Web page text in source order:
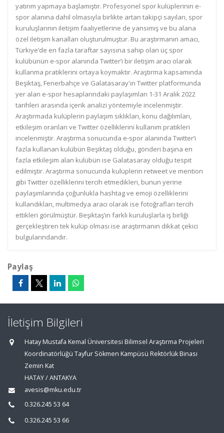
yatırım yapmaya başlamıştır. Profesyonel spor kulüplerinin e-
spor alanına dahil olmasıyla birlikte artan takipçi sayıları, spor
kuruluşlarının iletişim faaliyetlerine de yansımış ve bu alana
özel iletişim kanalları oluşturulmuştur. Bu araştırmanın amacı,
Türkiye’de en fazla taraftar sayısına sahip olan üç spor
kulübünün e-spor alanında Twitter’i bir iletişim aracı olarak
kullanma pratiklerini ortaya koymaktır. Araştırma kapsamında
Beşiktaş, Fenerbahçe ve Galatasaray'ın Twitter platformunda
yer alan e-spor hesaplarındaki paylaşımları 1-31 Aralık 2022
tarihleri arasında içerik analizi yöntemiyle incelenmiştir.
Araştırmada kulüplerin paylaşım sıklıkları, konu dağılımları,
etkileşim oranları ve Twitter özelliklerini kullanım pratikleri
incelenmiştir. Araştırma sonucunda e-spor alanında Twitter’i
fazla kullanan kulübün Beşiktaş olduğu, gönderi başına en
fazla etkileşim alan kulübün ise Galatasaray olduğu tespit
edilmiştir. Araştırma sonucunda kulüplerin retweet ve mention
gibi Twitter özelliklerini tercih etmedikleri, bunun yerine
paylaşımlarında çoğunlukla hashtag ve emoji özelliklerini
kullandıkları, multimedya aracı olarak ise fotoğrafları tercih
ettikleri görülmüştür. Beşiktaş’ın farklı kuruluşlarla iş birliği
gerçekleştiren tek kulüp olması ise araştırmanın dikkat çekici
bulgularındandır.
Paylaş
İletişim Bilgileri
Hatay Mustafa Kemal Üniversitesi Bilimsel Araştırma Projeleri
Koordinatörlüğü Tayfur Sökmen Kampüsü Rektörlük Binası
Zemin Kat
HATAY / ANTAKYA
avesis@mku.edu.tr
0.326.245 53 64
0.326.245 53 66